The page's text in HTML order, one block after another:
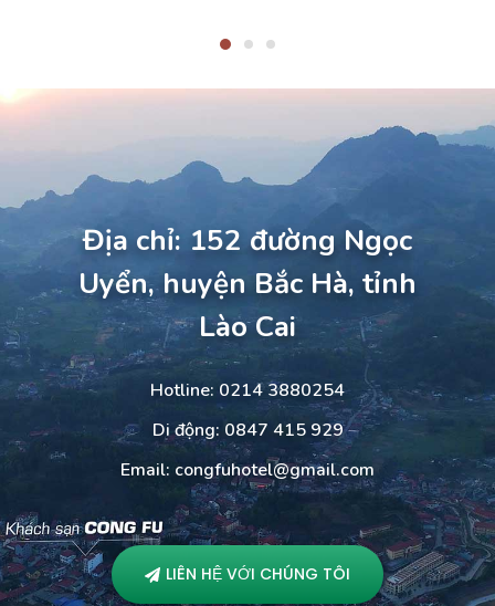
Địa chỉ: 152 đường Ngọc
Uyển, huyện Bắc Hà, tỉnh
Lào Cai
Hotline: 0214 3880254
Di động: 0847 415 929
Email: congfuhotel@gmail.com
LIÊN HỆ VỚI CHÚNG TÔI